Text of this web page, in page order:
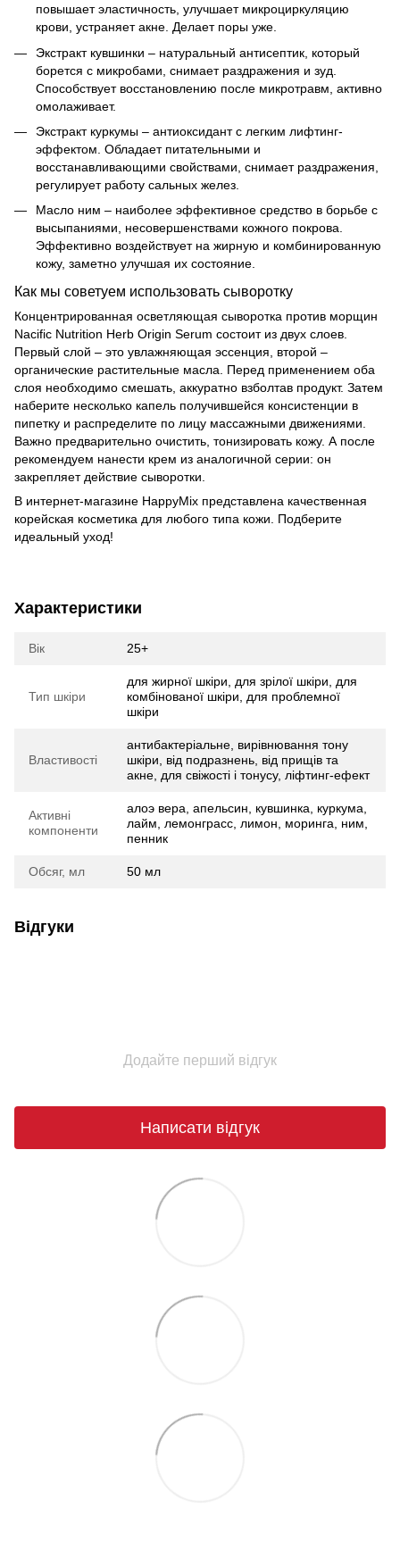
повышает эластичность, улучшает микроциркуляцию
крови, устраняет акне. Делает поры уже.
Экстракт кувшинки – натуральный антисептик, который
борется с микробами, снимает раздражения и зуд.
Способствует восстановлению после микротравм, активно
омолаживает.
Экстракт куркумы – антиоксидант с легким лифтинг-
эффектом. Обладает питательными и
восстанавливающими свойствами, снимает раздражения,
регулирует работу сальных желез.
Масло ним – наиболее эффективное средство в борьбе с
высыпаниями, несовершенствами кожного покрова.
Эффективно воздействует на жирную и комбинированную
кожу, заметно улучшая их состояние.
Как мы советуем использовать сыворотку
Концентрированная осветляющая сыворотка против морщин
Nacific Nutrition Herb Origin Serum состоит из двух слоев.
Первый слой – это увлажняющая эссенция, второй –
органические растительные масла. Перед применением оба
слоя необходимо смешать, аккуратно взболтав продукт. Затем
наберите несколько капель получившейся консистенции в
пипетку и распределите по лицу массажными движениями.
Важно предварительно очистить, тонизировать кожу. А после
рекомендуем нанести крем из аналогичной серии: он
закрепляет действие сыворотки.
В интернет-магазине HappyMix представлена качественная
корейская косметика для любого типа кожи. Подберите
идеальный уход!
Характеристики
Вік 25+
Тип шкіри
для жирної шкіри, для зрілої шкіри, для
комбінованої шкіри, для проблемної
шкіри
Властивості
антибактеріальне, вирівнювання тону
шкіри, від подразнень, від прищів та
акне, для свіжості і тонусу, ліфтинг-ефект
Активні
компоненти
алоэ вера, апельсин, кувшинка, куркума,
лайм, лемонграсс, лимон, моринга, ним,
пенник
Обсяг, мл 50 мл
Відгуки
Додайте перший відгук
Написати відгук